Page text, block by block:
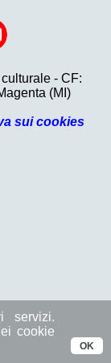
- CF:
(MI)
sui cookies
servizi.
cookie
OK